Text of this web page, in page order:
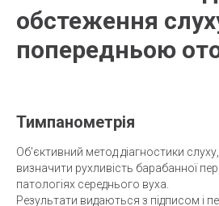
обстеження
попередньою
Тимпанометрія
Об'єктивний метод діагностики
визначити рухливість барабанної
патологіях середнього вуха.
Результати видаються з підписом і